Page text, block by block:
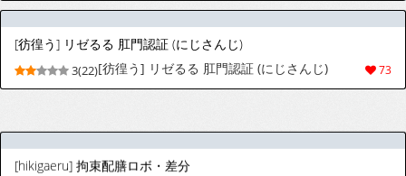
[彷徨う] リゼるる 肛門認証 (にじさんじ)
73
3(22)[彷徨う] リゼるる 肛門認証 (にじさんじ)
[hikigaeru] 拘束配膳ロボ・差分
1(5)